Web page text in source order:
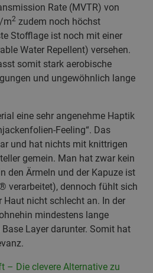
Rate (MVTR) von
m2 zudem noch höchst
Stofflage ist noch mit einer
Water Repellent) versehen.
somit stark aerobische
und ungewöhnlich lange
eine sehr angenehme Haptik
Feeling“. Das
und hat nichts mit knittrigen
gemein. Man hat zwar kein
den Ärmeln und der Kapuze ist
verarbeitet), dennoch fühlt sich
nicht schlecht an. In der
mindestens lange
Layer darunter. Somit hat
– Die clevere Alternative zu